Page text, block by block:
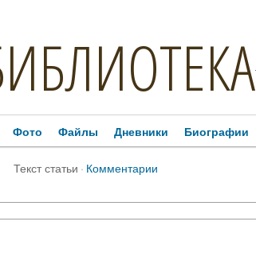
Фото Файлы Дневники Биографии
Текст статьи · Комментарии